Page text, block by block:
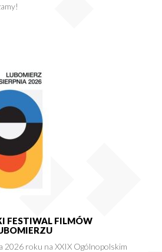
FESTIWAL FILMÓW
2026 roku na XXIX Ogólnopolskim